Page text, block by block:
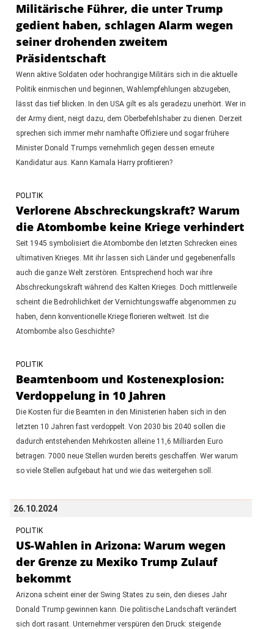
Militärische Führer, die unter Trump
gedient haben, schlagen Alarm wegen
seiner drohenden zweitem
Präsidentschaft
Wenn aktive Soldaten oder hochrangige Militärs sich in die aktuelle
Politik einmischen und beginnen, Wahlempfehlungen abzugeben,
lässt das tief blicken. In den USA gilt es als geradezu unerhört. Wer in
der Army dient, neigt dazu, dem Oberbefehlshaber zu dienen. Derzeit
sprechen sich immer mehr namhafte Offiziere und sogar frühere
Minister Donald Trumps vernehmlich gegen dessen erneute
Kandidatur aus. Kann Kamala Harry profitieren?
POLITIK
Verlorene Abschreckungskraft? Warum
die Atombombe keine Kriege verhindert
Seit 1945 symbolisiert die Atombombe den letzten Schrecken eines
ultimativen Krieges. Mit ihr lassen sich Länder und gegebenenfalls
auch die ganze Welt zerstören. Entsprechend hoch war ihre
Abschreckungskraft während des Kalten Krieges. Doch mittlerweile
scheint die Bedrohlichkeit der Vernichtungswaffe abgenommen zu
haben, denn konventionelle Kriege florieren weltweit. Ist die
Atombombe also Geschichte?
POLITIK
Beamtenboom und Kostenexplosion:
Verdoppelung in 10 Jahren
Die Kosten für die Beamten in den Ministerien haben sich in den
letzten 10 Jahren fast verdoppelt. Von 2030 bis 2040 sollen die
dadurch entstehenden Mehrkosten alleine 11,6 Milliarden Euro
betragen. 7000 neue Stellen wurden bereits geschaffen. Wer warum
so viele Stellen aufgebaut hat und wie das weitergehen soll.
26.10.2024
POLITIK
US-Wahlen in Arizona: Warum wegen
der Grenze zu Mexiko Trump Zulauf
bekommt
Arizona scheint einer der Swing States zu sein, den dieses Jahr
Donald Trump gewinnen kann. Die politische Landschaft verändert
sich dort rasant. Unternehmer verspüren den Druck: steigende